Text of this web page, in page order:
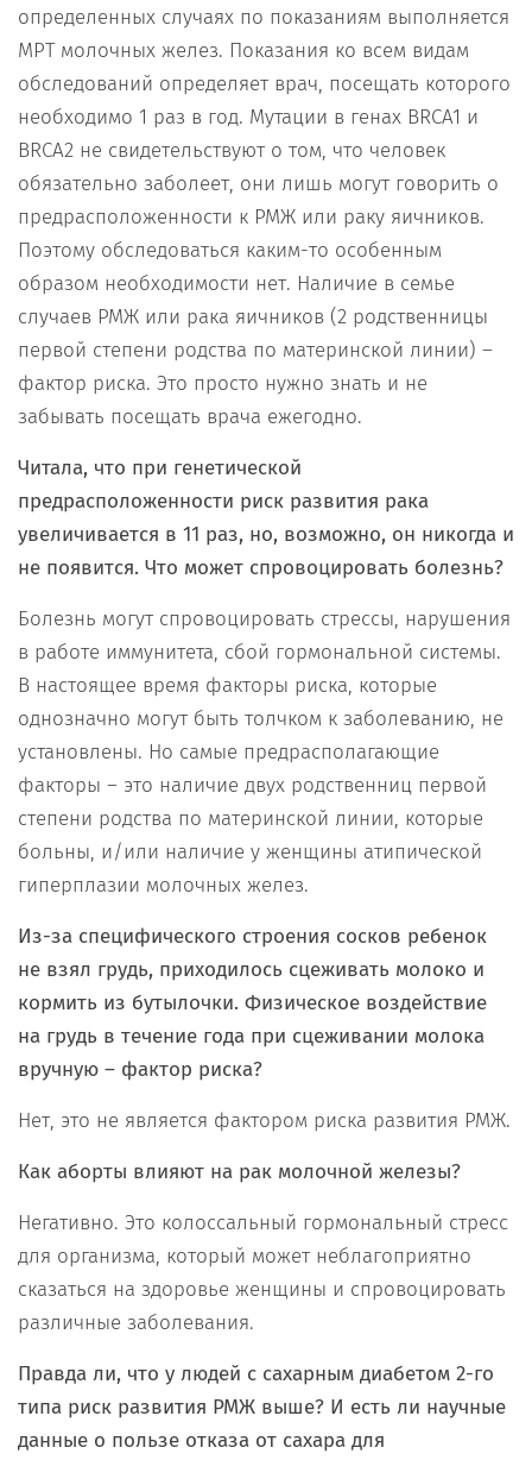
определенных случаях по показаниям выполняется
МРТ молочных желез. Показания ко всем видам
обследований определяет врач, посещать которого
необходимо 1 раз в год. Мутации в генах BRCA1 и
BRCA2 не свидетельствуют о том, что человек
обязательно заболеет, они лишь могут говорить о
предрасположенности к РМЖ или раку яичников.
Поэтому обследоваться каким-то особенным
образом необходимости нет. Наличие в семье
случаев РМЖ или рака яичников (2 родственницы
первой степени родства по материнской линии) –
фактор риска. Это просто нужно знать и не
забывать посещать врача ежегодно.
Читала, что при генетической
предрасположенности риск развития рака
увеличивается в 11 раз, но, возможно, он никогда и
не появится. Что может спровоцировать болезнь?
Болезнь могут спровоцировать стрессы, нарушения
в работе иммунитета, сбой гормональной системы.
В настоящее время факторы риска, которые
однозначно могут быть толчком к заболеванию, не
установлены. Но самые предрасполагающие
факторы – это наличие двух родственниц первой
степени родства по материнской линии, которые
больны, и/или наличие у женщины атипической
гиперплазии молочных желез.
Из-за специфического строения сосков ребенок
не взял грудь, приходилось сцеживать молоко и
кормить из бутылочки. Физическое воздействие
на грудь в течение года при сцеживании молока
вручную – фактор риска?
Нет, это не является фактором риска развития РМЖ.
Как аборты влияют на рак молочной железы?
Негативно. Это колоссальный гормональный стресс
для организма, который может неблагоприятно
сказаться на здоровье женщины и спровоцировать
различные заболевания.
Правда ли, что у людей с сахарным диабетом 2-го
типа риск развития РМЖ выше? И есть ли научные
данные о пользе отказа от сахара для